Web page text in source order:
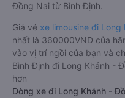
Đồng Nai từ Bình Định.
Giá vé xe limousine đi
nhất là 360000VND của
vào vị trí ngồi của bạn và
Bình Định đi Long Khánh -
hơn
Dòng xe đi Long Khánh -